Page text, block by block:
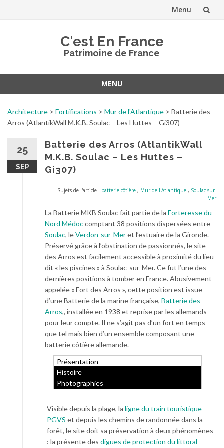
Menu
C'est En France
Patrimoine de France
MENU
contenu
Architecture > Fortifications > Mur de l'Atlantique > Batterie des
Arros (AtlantikWall M.K.B. Soulac – Les Huttes – Gi307)
25
SEP
Batterie des Arros (AtlantikWall
M.K.B. Soulac – Les Huttes –
Gi307)
Sujets de l'article : batterie côtière , Mur de l'Atlantique , Soulac-sur-
Mer
La Batterie MKB Soulac fait partie de la Forteresse du
Nord Médoccomptant 38 positions dispersées entre
Soulac, leVerdon-sur-Meret l’estuaire de la Gironde.
Préservé grâce à l’obstination de passionnés, le site
des Arros est facilement accessible à proximité du lieu
dit « les piscines » à Soulac-sur-Mer. Ce fut l’une des
dernières positions à tomber en France. Abusivement
appelée « Fort des Arros », cette position est issue
d’une Batterie de la marine française, Batterie des
Arros,, installée en 1938 et reprise par les allemands
pour leur compte. Il ne s’agit pas d’un fort en temps
que tel mais bien d’un ensemble composant une
batterie côtière allemande.
Présentation
Histoire
Photographies
Visible depuis la plage, la ligne du train touristique
PGVS et depuis les chemins de randonnée dans la
forêt, le site doit sa préservation à deux phénomènes
: la présente des digues de protection du littoral